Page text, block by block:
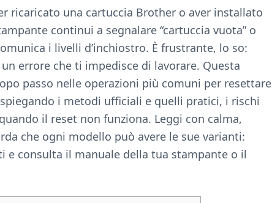
ricaricato una cartuccia Brother o aver installato
continui a segnalare “cartuccia vuota” o
i livelli d’inchiostro. È frustrante, lo so:
errore che ti impedisce di lavorare. Questa
passo nelle operazioni più comuni per resettare
i metodi ufficiali e quelli pratici, i rischi
il reset non funziona. Leggi con calma,
che ogni modello può avere le sue varianti:
e consulta il manuale della tua stampante o il